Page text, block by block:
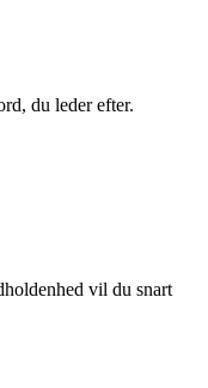
du leder efter.
vil du snart